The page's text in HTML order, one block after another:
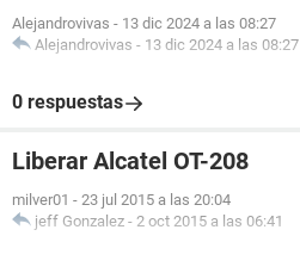
Alejandrovivas - 13 dic 2024 a las 08:27
Alejandrovivas - 13 dic 2024 a las 08:27
0 respuestas
Liberar Alcatel OT-208
milver01 - 23 jul 2015 a las 20:04
jeff Gonzalez - 2 oct 2015 a las 06:41